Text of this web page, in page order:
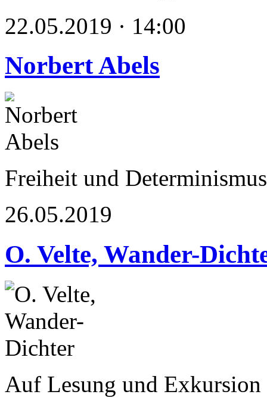
22.05.2019 · 14:00
Norbert Abels
Freiheit und
26.05.2019
O. Velte, Wander-
Auf Lesung und Exkursion